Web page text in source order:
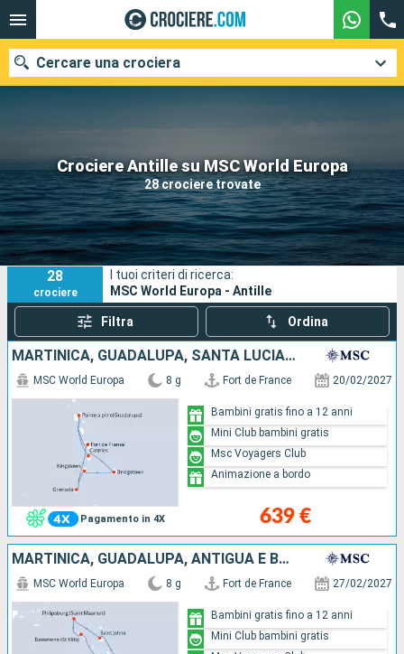
Crociere Antille su MSC World Europa
28 crociere trovate
Cercare una crociera
Le nostre destinazioni
Mesi di partenza
Porti Compagnie
Ricerca
28
crociere
I tuoi criteri di ricerca:
MSC World Europa - Antille
Filtra Ordina
MARTINICA, GUADALUPA, SANTA LUCIA, BARBADOS, SAINT-VINCENT E LE GRENADINE, GRENADA
Pagamento in 4X
MSC World Europa 8 g Fort de France 20/02/2027
639 €
Bambini gratis fino a 12 anni
Mini Club bambini gratis
Msc Voyagers Club
Animazione a bordo
MARTINICA, GUADALUPA, ANTIGUA E BARBUDA, SAINT MARTIN, SAN CRISTOFORO E NEVIS, DOMINICA
MSC World Europa 8 g Fort de France 27/02/2027
Bambini gratis fino a 12 anni
Mini Club bambini gratis